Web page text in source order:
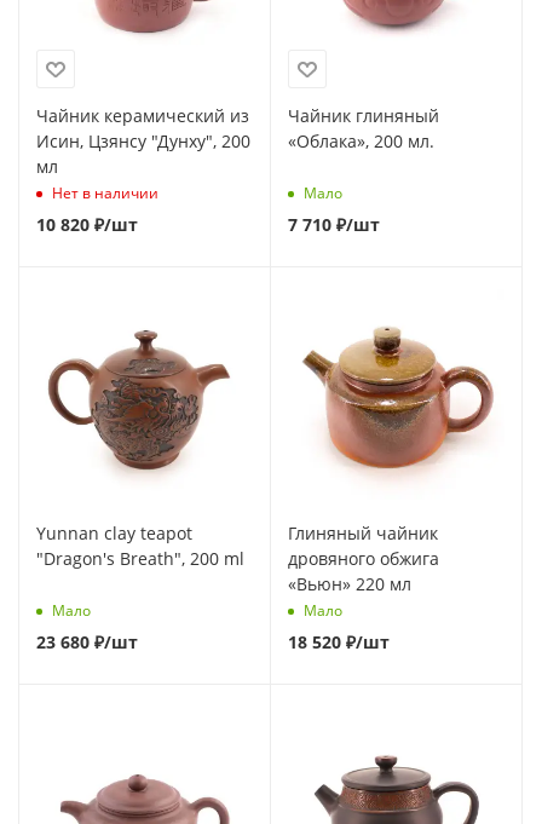
Чайник керамический из
Исин, Цзянсу "Дунху", 200
мл
Нет в наличии
10 820 ₽/шт
Чайник глиняный
«Облака», 200 мл.
Мало
7 710 ₽/шт
Yunnan clay teapot
"Dragon's Breath", 200 ml
Мало
23 680 ₽/шт
Глиняный чайник
дровяного обжига
«Вьюн» 220 мл
Мало
18 520 ₽/шт